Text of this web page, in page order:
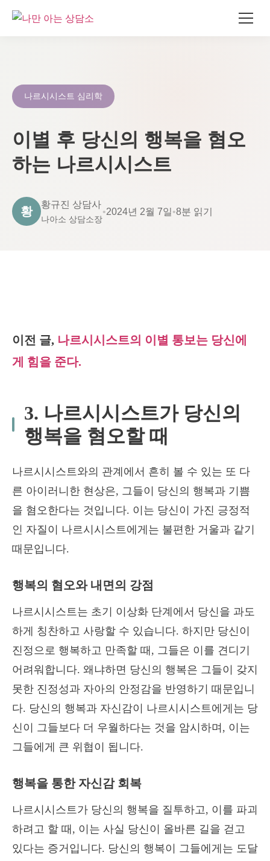
나르시시스트 심리학
이별 후 당신의 행복을 혐오
하는 나르시시스트
황
황규진 상담사
나아소 상담소장
•2024년 2월 7일•8분 읽기
이전 글, 나르시시스트의 이별 통보는 당신에
게 힘을 준다.
3. 나르시시스트가 당신의
행복을 혐오할 때
나르시시스트와의 관계에서 흔히 볼 수 있는 또 다
른 아이러니한 현상은, 그들이 당신의 행복과 기쁨
을 혐오한다는 것입니다. 이는 당신이 가진 긍정적
인 자질이 나르시시스트에게는 불편한 거울과 같기
때문입니다.
행복의 혐오와 내면의 강점
나르시시스트는 초기 이상화 단계에서 당신을 과도
하게 칭찬하고 사랑할 수 있습니다. 하지만 당신이
진정으로 행복하고 만족할 때, 그들은 이를 견디기
어려워합니다. 왜냐하면 당신의 행복은 그들이 갖지
못한 진정성과 자아의 안정감을 반영하기 때문입니
다. 당신의 행복과 자신감이 나르시시스트에게는 당
신이 그들보다 더 우월하다는 것을 암시하며, 이는
그들에게 큰 위협이 됩니다.
행복을 통한 자신감 회복
나르시시스트가 당신의 행복을 질투하고, 이를 파괴
하려고 할 때, 이는 사실 당신이 올바른 길을 걷고
있다는 증거입니다. 당신의 행복이 그들에게는 도달